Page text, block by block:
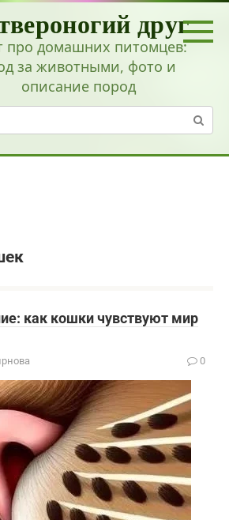
друг
про домашних питомцев:
за животными, фото и
описание пород
как кошки чувствуют мир
0